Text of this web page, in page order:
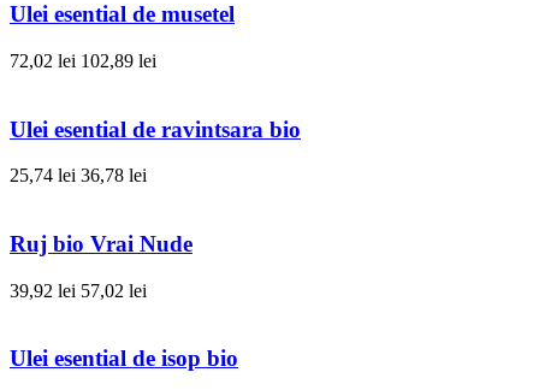
Ulei esential de musetel
72,02 lei 102,89 lei
Ulei esential de ravintsara bio
25,74 lei 36,78 lei
Ruj bio Vrai Nude
39,92 lei 57,02 lei
Ulei esential de isop bio